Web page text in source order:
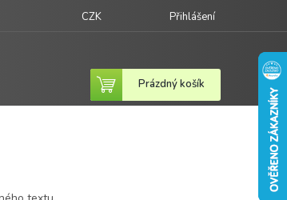
CZK Přihlášení
Nákupní
košík
Prázdný košík